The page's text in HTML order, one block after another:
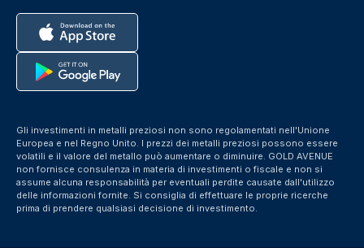
Gli investimenti in metalli preziosi non sono regolamentati nell'Unione
Europea e nel Regno Unito. I prezzi dei metalli preziosi possono essere
volatili e il valore del metallo può aumentare o diminuire. GOLD AVENUE
non fornisce consulenza in materia di investimenti o fiscale e non si
assume alcuna responsabilità per eventuali perdite causate dall'utilizzo
delle informazioni fornite. Si consiglia di effettuare le proprie ricerche
prima di prendere qualsiasi decisione di investimento.